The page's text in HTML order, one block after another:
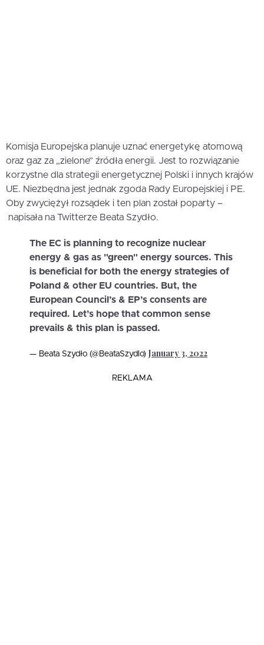
Komisja Europejska planuje uznać energetykę atomową
oraz gaz za „zielone” źródła energii. Jest to rozwiązanie
korzystne dla strategii energetycznej Polski i innych krajów
UE. Niezbędna jest jednak zgoda Rady Europejskiej i PE.
Oby zwyciężył rozsądek i ten plan został poparty –
napisała na Twitterze Beata Szydło.
The EC is planning to recognize nuclear
energy & gas as "green" energy sources. This
is beneficial for both the energy strategies of
Poland & other EU countries. But, the
European Council’s & EP’s consents are
required. Let’s hope that common sense
prevails & this plan is passed.
— Beata Szydło (@BeataSzydlo) January 3, 2022
REKLAMA